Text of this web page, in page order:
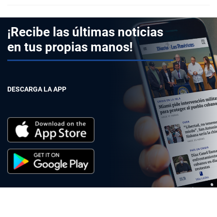
¡Recibe las últimas noticias
en tus propias manos!
DESCARGA LA APP